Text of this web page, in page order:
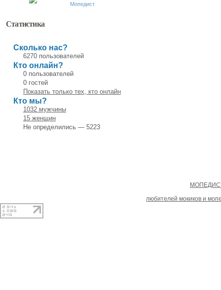
Мопедист
Статистика
Сколько нас?
6270 пользователей
Кто онлайн?
0 пользователей
0 гостей
Показать только тех, кто онлайн
Кто мы?
1032 мужчины
15 женщин
Не определились — 5223
любителей мокиков и